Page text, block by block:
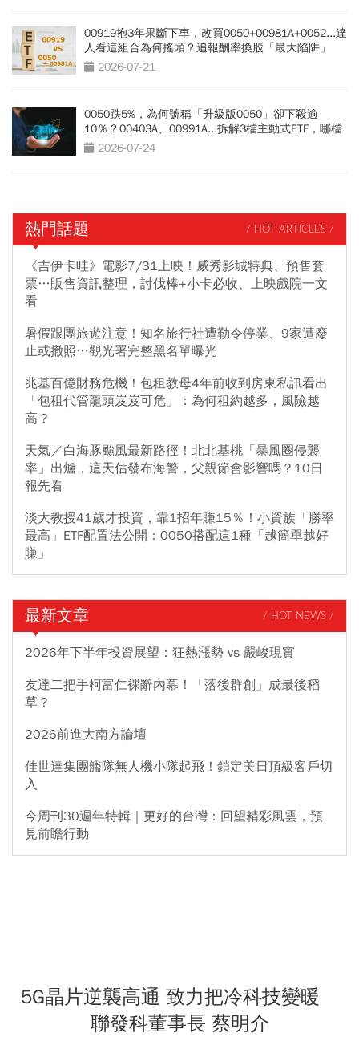
00919抱3年果斷下車，改買0050+00981A+0052...達
人看這組合為何搖頭？追報酬率換股「最大陷阱」
2026-07-21
0050跌5%，為何號稱「升級版0050」卻下殺逾
10％？00403A、00991A...拆解3檔主動式ETF，哪檔
最抗跌？
2026-07-24
熱門話題 / HOT ARTICLES /
《吉伊卡哇》電影7/31上映！威秀影城特典、預售套
票…販售資訊整理，討伐棒+小卡必收、上映戲院一文
看
暑假跟團旅遊注意！知名旅行社遭勒令停業、9家遭廢
止或撤照…觀光署完整黑名單曝光
兆基百億財務危機！包租教母4年前收到房東私訊看出
「包租代管龍頭岌岌可危」：為何租約越多，風險越
高？
天氣／白海豚颱風最新路徑！北北基桃「暴風圈侵襲
率」出爐，這天估發布海警，父親節會影響嗎？10日
報先看
淡大教授41歲才投資，靠1招年賺15％！小資族「勝率
最高」ETF配置法公開：0050搭配這1種「越簡單越好
賺」
最新文章 / HOT NEWS /
2026年下半年投資展望：狂熱漲勢 vs 嚴峻現實
友達二把手柯富仁裸辭內幕！「落後群創」成最後稻
草？
2026前進大南方論壇
佳世達集團艦隊無人機小隊起飛！鎖定美日頂級客戶切
入
今周刊30週年特輯｜更好的台灣：回望精彩風雲，預
見前瞻行動
5G晶片逆襲高通 致力把冷科技變暖
聯發科董事長 蔡明介